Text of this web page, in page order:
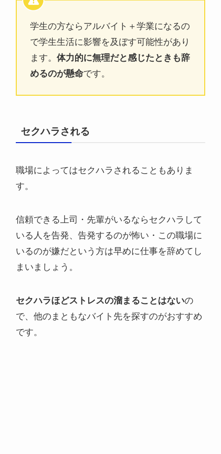
学生の方ならアルバイト＋学業になるの
で学生生活に影響を及ぼす可能性があり
ます。体力的に無理だと感じたときも辞
めるのが懸命です。
セクハラされる
職場によってはセクハラされることもありま
す。
信頼できる上司・先輩がいるならセクハラして
いる人を告発、告発するのが怖い・この職場に
いるのが嫌だという方は早めに仕事を辞めてし
まいましょう。
セクハラほどストレスの溜まることはないの
で、他のまともなバイト先を探すのがおすすめ
です。